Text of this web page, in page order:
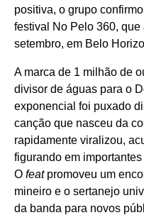
positiva, o grupo
festival No Pelo 360,
setembro, em Belo
A marca de 1 milhão de
divisor de águas para o
exponencial foi puxado
canção que nasceu da
rapidamente viralizou,
figurando em
O featpromoveu um
mineiro e o sertanejo
da banda para novos